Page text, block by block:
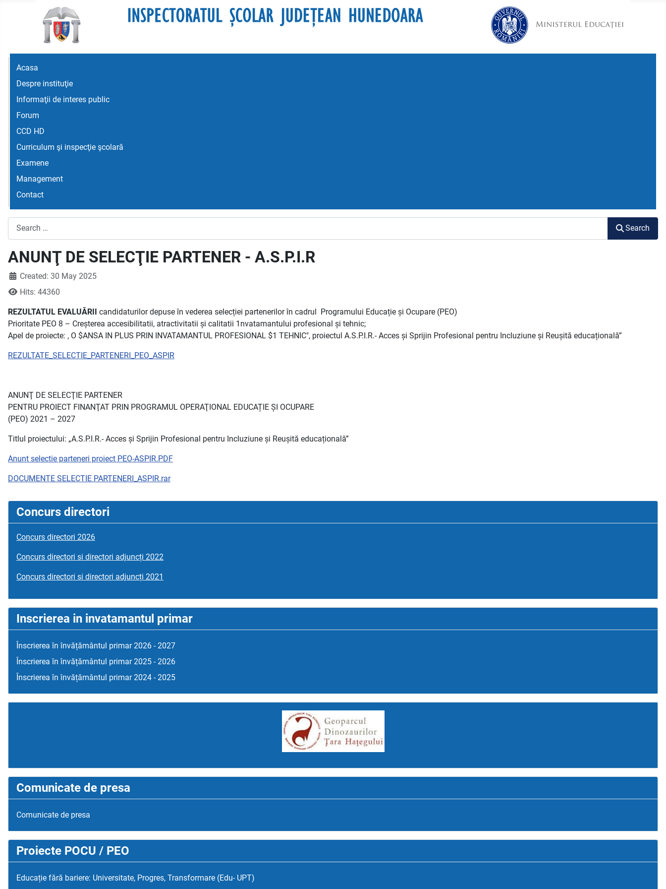
Acasa
Despre instituţie
Informaţii de interes public
Forum
CCD HD
Curriculum şi inspecţie şcolară
Examene
Management
Contact
Search
ANUNŢ DE SELECŢIE PARTENER - A.S.P.I.R
Created: 30 May 2025
Hits: 44360
REZULTATUL EVALUĂRII candidaturilor depuse în vederea selecției partenerilor în cadrul Programului Educație și Ocupare (PEO)
Prioritate PEO 8 – Creșterea accesibilitatii, atractivitatii și calitatii 1nvatamantului profesional și tehnic;
Apel de proiecte: , O $ANSA IN PLUS PRIN INVATAMANTUL PROFESIONAL $1 TEHNIC", proiectul A.S.P.I.R.- Acces și Sprijin Profesional pentru Incluziune și Reușită educațională”
REZULTATE_SELECTIE_PARTENERI_PEO_ASPIR
ANUNŢ DE SELECŢIE PARTENER
PENTRU PROIECT FINANŢAT PRIN PROGRAMUL OPERAŢIONAL EDUCAȚIE ȘI OCUPARE
(PEO) 2021 – 2027
Titlul proiectului: „A.S.P.I.R.- Acces și Sprijin Profesional pentru Incluziune și Reușită educațională”
Anunt selectie parteneri proiect PEO-ASPIR.PDF
DOCUMENTE SELECTIE PARTENERI_ASPIR.rar
Concurs directori
Concurs directori 2026
Concurs directori si directori adjuncți 2022
Concurs directori si directori adjuncți 2021
Inscrierea in invatamantul primar
Înscrierea în învățământul primar 2026 - 2027
Înscrierea în învățământul primar 2025 - 2026
Înscrierea în învățământul primar 2024 - 2025
Comunicate de presa
Comunicate de presa
Proiecte POCU / PEO
Educație fără bariere: Universitate, Progres, Transformare (Edu- UPT)